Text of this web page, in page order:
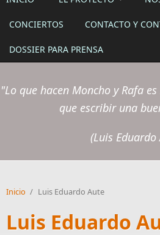
CONCIERTOS CONTACTO Y
DOSSIER PARA PRENSA
"Lo que hacen Moncho y Rafa
que escribir una
(Luis Eduardo
Inicio / Luis Eduardo Aute
Luis Eduardo